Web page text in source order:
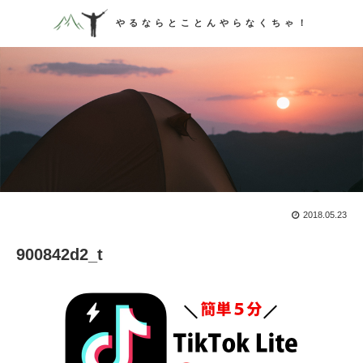
やるならとことんやらなくちゃ！
 2018.05.23
900842d2_t